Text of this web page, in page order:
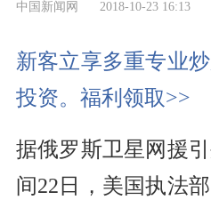
中国新闻网 2018-10-23 16:13
新客立享多重专业
投资。福利领取>>
据俄罗斯卫星网援
间22日，美国执法